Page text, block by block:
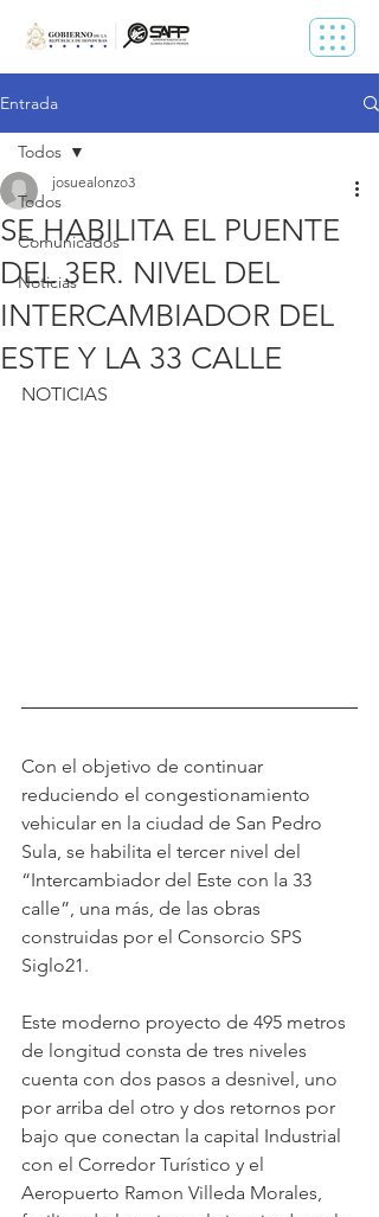
Entrada
Todos
Comunicados
Noticias
Todos
SE HABILITA EL PUENTE
DEL 3ER. NIVEL DEL
INTERCAMBIADOR DEL
ESTE Y LA 33 CALLE
josuealonzo3
NOTICIAS
Con el objetivo de continuar
reduciendo el congestionamiento
vehicular en la ciudad de San Pedro
Sula, se habilita el tercer nivel del
“Intercambiador del Este con la 33
calle”, una más, de las obras
construidas por el Consorcio SPS
Siglo21.
Este moderno proyecto de 495 metros
de longitud consta de tres niveles
cuenta con dos pasos a desnivel, uno
por arriba del otro y dos retornos por
bajo que conectan la capital Industrial
con el Corredor Turístico y el
Aeropuerto Ramon Villeda Morales,